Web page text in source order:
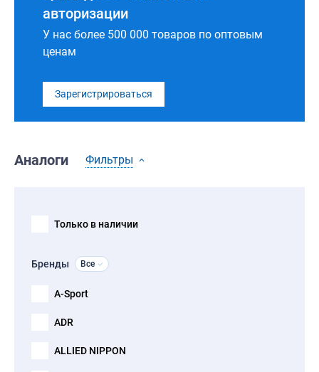
авторизации
У нас более 500 000 товаров по оптовым
ценам
Зарегистрироваться
Аналоги Фильтры
Только в наличии
Бренды Все
A-Sport
ADR
ALLIED NIPPON